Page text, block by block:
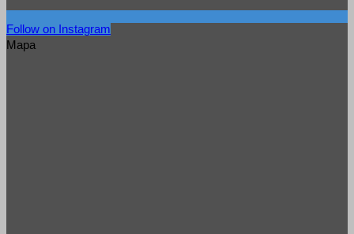
Follow on Instagram
Mapa